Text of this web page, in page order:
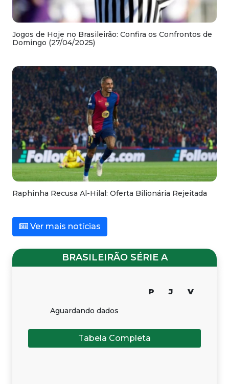
Jogos de Hoje no Brasileirão: Confira os Confrontos de
Domingo (27/04/2025)
Raphinha Recusa Al-Hilal: Oferta Bilionária Rejeitada
Ver mais notícias
BRASILEIRÃO SÉRIE A
P J V
Aguardando dados
Tabela Completa